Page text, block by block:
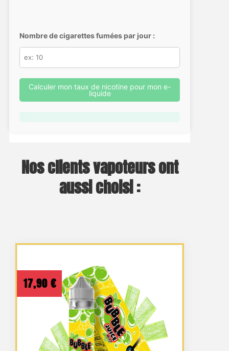
Nombre de cigarettes fumées par jour :
Calculer mon taux de nicotine pour mon e-
liquide
Nos clients vapoteurs ont
aussi choisi :
17,90 €